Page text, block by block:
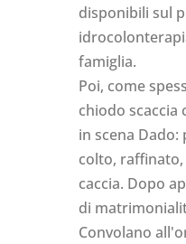
disponibili sul
famiglia.
Poi, come
chiodo scaccia
in scena
colto,
caccia. Dopo
di
Convolano